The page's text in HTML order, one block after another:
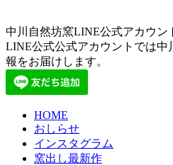
中川自然坊窯LINE公式アカウン
LINE公式公式アカウントでは中
報をお届けします。
HOME
おしらせ
インスタグラム
窯出し最新作